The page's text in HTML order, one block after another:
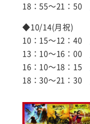
18：55～21：50
◆10/14(月祝)
10：15～12：40
13：10～16：00
16：10～18：15
18：30～21：30